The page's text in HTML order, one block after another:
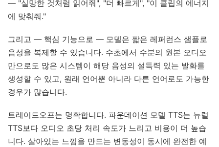
— "실망한 것처럼 읽어줘", "더 빠르게", "이 클립의 에너지
에 맞춰줘."
그리고 — 핵심 기능으로 — 모델은 짧은 레퍼런스 샘플로
음성을 복제할 수 있습니다. 수초에서 수분의 원본 오디오
만으로도 많은 시스템이 해당 음성의 설득력 있는 발화를
생성할 수 있고, 원래 언어뿐 아니라 다른 언어로도 가능한
경우가 많습니다.
트레이드오프는 명확합니다. 파운데이션 모델 TTS는 뉴럴
TTS보다 오디오 초당 처리 속도가 느리고 비용이 더 높습
니다. 살아있는 느낌을 만드는 변동성이 동시에 완전한 예